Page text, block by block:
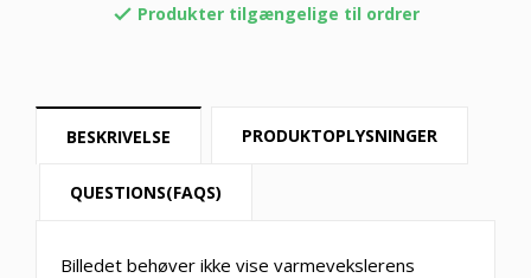
 Produkter tilgængelige til ordrer
BESKRIVELSE PRODUKTOPLYSNINGER
QUESTIONS(FAQS)
Billedet behøver ikke vise varmevekslerens